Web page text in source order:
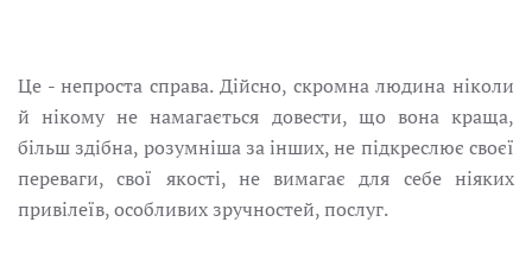
Це - непроста справа. Дійсно, скромна людина ніколи
й нікому не намагається довести, що вона краща,
більш здібна, розумніша за інших, не підкреслює своєї
переваги, свої якості, не вимагає для себе ніяких
привілеїв, особливих зручностей, послуг.